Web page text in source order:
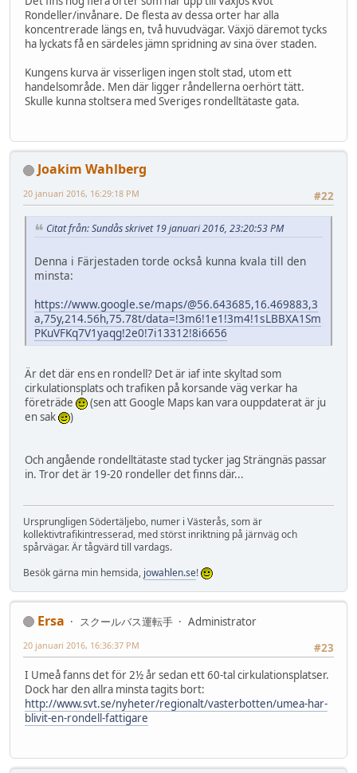
Rondeller/invånare. De flesta av dessa orter har alla
koncentrerade längs en, två huvudvägar. Växjö däremot tycks
ha lyckats få en särdeles jämn spridning av sina över staden.
Kungens kurva är visserligen ingen stolt stad, utom ett
handelsområde. Men där ligger råndellerna oerhört tätt.
Skulle kunna stoltsera med Sveriges rondelltätaste gata.
Joakim Wahlberg
#22
20 januari 2016, 16:29:18 PM
Citat från: Sundås skrivet 19 januari 2016, 23:20:53 PM
Denna i Färjestaden torde också kunna kvala till den
minsta:
https://www.google.se/maps/@56.643685,16.469883,3
a,75y,214.56h,75.78t/data=!3m6!1e1!3m4!1sLBBXA1Sm
PKuVFKq7V1yaqg!2e0!7i13312!8i6656
Är det där ens en rondell? Det är iaf inte skyltad som
cirkulationsplats och trafiken på korsande väg verkar ha
företräde
(sen att Google Maps kan vara ouppdaterat är ju
en sak
)
Och angående rondelltätaste stad tycker jag Strängnäs passar
in. Tror det är 19-20 rondeller det finns där...
Ursprungligen Södertäljebo, numer i Västerås, som är
kollektivtrafikintresserad, med störst inriktning på järnväg och
spårvägar. Är tågvärd till vardags.
Besök gärna min hemsida, jowahlen.se!
Ersa スクールバス運転手
Administrator
#23
20 januari 2016, 16:36:37 PM
I Umeå fanns det för 2½ år sedan ett 60-tal cirkulationsplatser.
Dock har den allra minsta tagits bort:
http://www.svt.se/nyheter/regionalt/vasterbotten/umea-har-
blivit-en-rondell-fattigare